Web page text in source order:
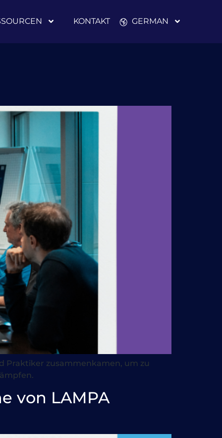
KONTAKT GERMAN
Praktiker zusammenkamen, um zu
von LAMPA